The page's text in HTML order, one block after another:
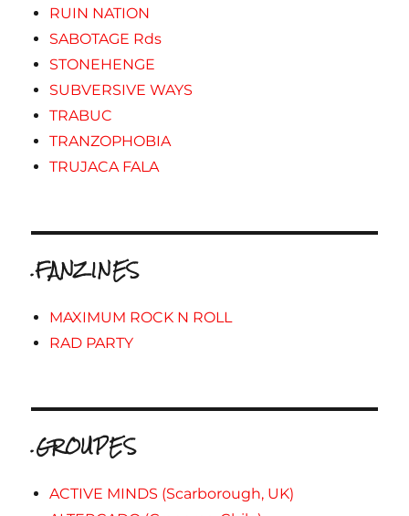
RUIN NATION
SABOTAGE Rds
STONEHENGE
SUBVERSIVE WAYS
TRABUC
TRANZOPHOBIA
TRUJACA FALA
.FANZINES
MAXIMUM ROCK N ROLL
RAD PARTY
.GROUPES
ACTIVE MINDS (Scarborough, UK)